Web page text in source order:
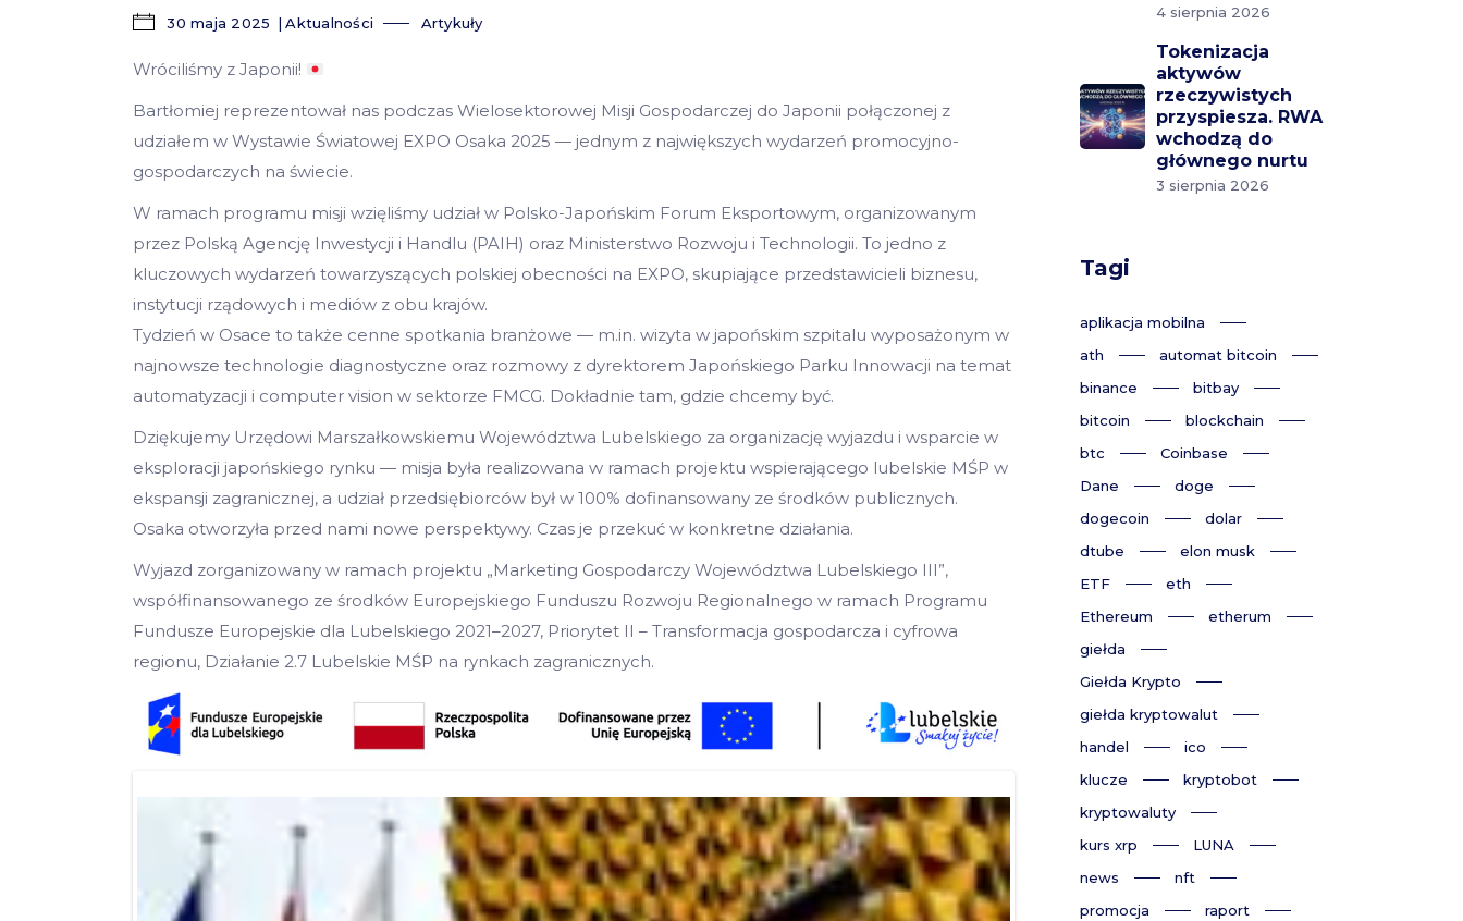
30 maja 2025 Aktualności Artykuły
Wróciliśmy z Japonii!
Bartłomiej reprezentował nas podczas Wielosektorowej Misji Gospodarczej do Japonii połączonej z
udziałem w Wystawie Światowej EXPO Osaka 2025 — jednym z największych wydarzeń promocyjno-
gospodarczych na świecie.
W ramach programu misji wzięliśmy udział w Polsko-Japońskim Forum Eksportowym, organizowanym
przez Polską Agencję Inwestycji i Handlu (PAIH) oraz Ministerstwo Rozwoju i Technologii. To jedno z
kluczowych wydarzeń towarzyszących polskiej obecności na EXPO, skupiające przedstawicieli biznesu,
instytucji rządowych i mediów z obu krajów.
Tydzień w Osace to także cenne spotkania branżowe — m.in. wizyta w japońskim szpitalu wyposażonym w
najnowsze technologie diagnostyczne oraz rozmowy z dyrektorem Japońskiego Parku Innowacji na temat
automatyzacji i computer vision w sektorze FMCG. Dokładnie tam, gdzie chcemy być.
Dziękujemy Urzędowi Marszałkowskiemu Województwa Lubelskiego za organizację wyjazdu i wsparcie w
eksploracji japońskiego rynku — misja była realizowana w ramach projektu wspierającego lubelskie MŚP w
ekspansji zagranicznej, a udział przedsiębiorców był w 100% dofinansowany ze środków publicznych.
Osaka otworzyła przed nami nowe perspektywy. Czas je przekuć w konkretne działania.
Wyjazd zorganizowany w ramach projektu „Marketing Gospodarczy Województwa Lubelskiego III”,
współfinansowanego ze środków Europejskiego Funduszu Rozwoju Regionalnego w ramach Programu
Fundusze Europejskie dla Lubelskiego 2021–2027, Priorytet II – Transformacja gospodarcza i cyfrowa
regionu, Działanie 2.7 Lubelskie MŚP na rynkach zagranicznych.
4 sierpnia 2026
Tokenizacja
aktywów
rzeczywistych
przyspiesza. RWA
wchodzą do
głównego nurtu
3 sierpnia 2026
Tagi
aplikacja mobilna
ath
automat bitcoin
binance
bitbay
bitcoin
blockchain
btc
Coinbase
Dane
doge
dogecoin
dolar
dtube
elon musk
ETF
eth
Ethereum
etherum
giełda
Giełda Krypto
giełda kryptowalut
handel
ico
klucze
kryptobot
kryptowaluty
kurs xrp
LUNA
news
nft
promocja
raport